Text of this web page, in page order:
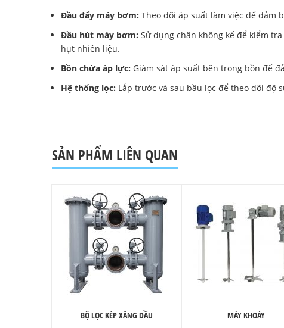
Đầu đẩy máy bơm: Theo dõi áp suất làm việc để đảm
Đầu hút máy bơm: Sử dụng chân không kế để kiểm
hụt nhiên liệu.
Bồn chứa áp lực: Giám sát áp suất bên trong bồn để
Hệ thống lọc: Lắp trước và sau bầu lọc để theo dõi độ
SẢN PHẨM LIÊN QUAN
BỘ LỌC KÉP XĂNG DẦU MÁY KHOÁY